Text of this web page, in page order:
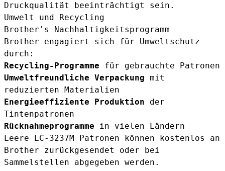
Druckqualität beeinträchtigt sein.
Umwelt und Recycling
Brother's Nachhaltigkeitsprogramm
Brother engagiert sich für Umweltschutz
durch:
Recycling-Programme für gebrauchte Patronen
Umweltfreundliche Verpackung mit
reduzierten Materialien
Energieeffiziente Produktion der
Tintenpatronen
Rücknahmeprogramme in vielen Ländern
Leere LC-3237M Patronen können kostenlos an
Brother zurückgesendet oder bei
Sammelstellen abgegeben werden.